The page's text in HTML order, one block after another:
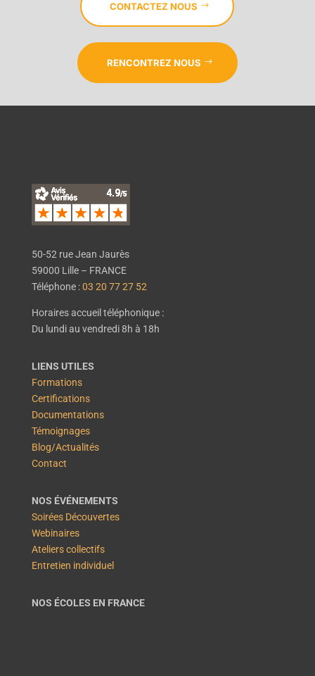
CONTACTEZ NOUS
RENCONTREZ NOUS
50-52 rue Jean Jaurès
59000 Lille – FRANCE
Téléphone :03 20 77 27 52
Horaires accueil téléphonique :
Du lundi au vendredi 8h à 18h
LIENS UTILES
Formations
Certifications
Documentations
Témoignages
Blog/Actualités
Contact
NOS ÉVÉNEMENTS
Soirées Découvertes
Webinaires
Ateliers collectifs
Entretien individuel
NOS ÉCOLES EN FRANCE